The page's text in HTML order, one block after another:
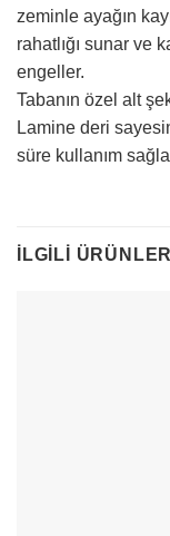
zeminle ayağın
rahatlığı sunar ve
engeller.
Tabanın özel alt
Lamine deri
süre kullanım
İLGILI ÜRÜNLER